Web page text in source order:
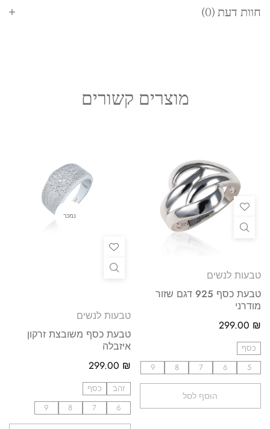
חוות דעת (0)
מוצרים קשורים
טבעות לנשים
טבעת כסף 925 דגם שזור
מודרני
299.00 ₪
כסף
5
6
7
8
9
הוסף לסל
נמכר
טבעות לנשים
טבעת כסף משובצת זרקון
איזבלה
299.00 ₪
זהב
כסף
6
7
8
9